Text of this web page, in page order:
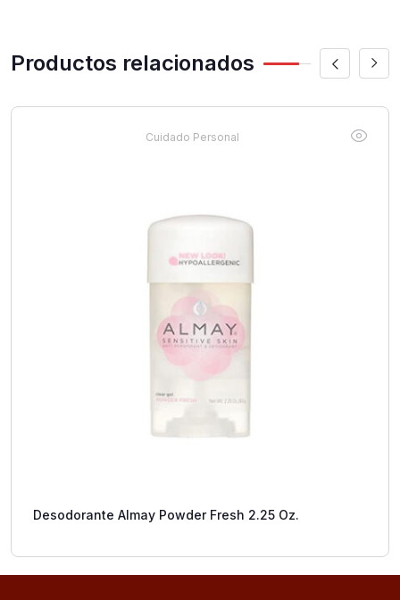
Productos relacionados
Cuidado Personal
Desodorante Almay Powder Fresh 2.25 Oz.